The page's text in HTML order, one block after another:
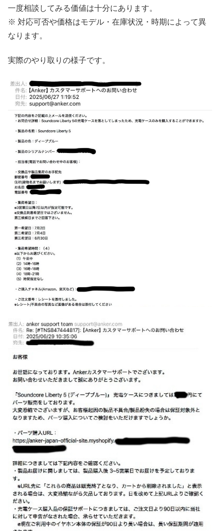
一度相談してみる価値は十分にあります。
※ 対応可否や価格はモデル・在庫状況・時期によって異
なります。
実際のやり取りの様子です。